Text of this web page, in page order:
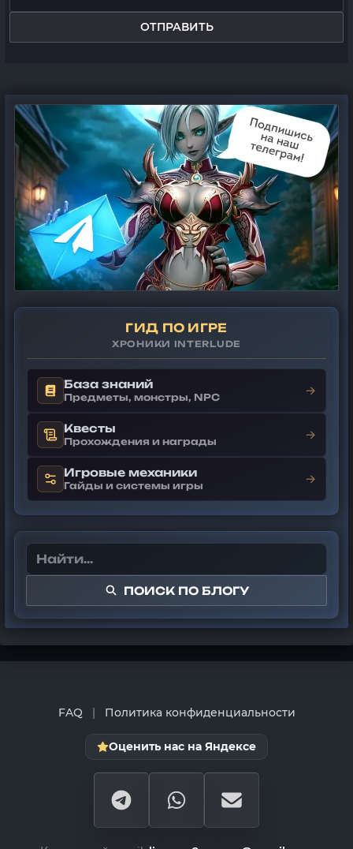
ОТПРАВИТЬ
ГИД ПО ИГРЕ
ХРОНИКИ INTERLUDE
База знаний
Предметы, монстры, NPC →
Квесты
Прохождения и награды →
Игровые механики
Гайды и системы игры →
ПОИСК ПО БЛОГУ
FAQ | Политика конфиденциальности
Оценить нас на Яндексе